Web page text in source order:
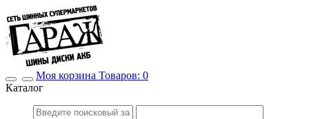
Mоя корзина Товаров: 0
Каталог